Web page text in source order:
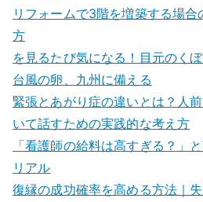
リフォームで3階を増築する場合
方
を見るたび気になる！目元のく
台風の卵、九州に備える
緊張とあがり症の違いとは？人
いて話すための実践的な考え方
「看護師の給料は高すぎる？」
リアル
復縁の成功確率を高める方法｜